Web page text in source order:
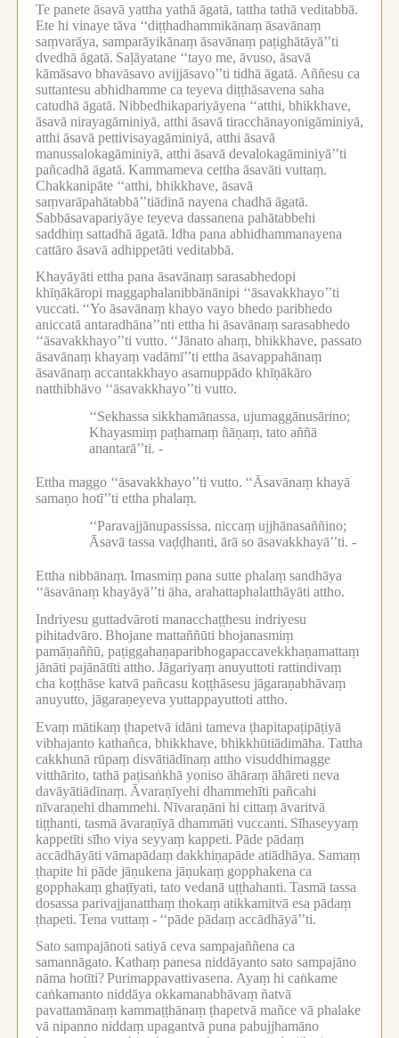
Te panete āsavā yattha yathā āgatā, tattha tathā veditabbā.
Ete hi vinaye tāva ‘‘diṭṭhadhammikānaṃ āsavānaṃ
saṃvarāya, samparāyikānaṃ āsavānaṃ paṭighātāyā’’ti
dvedhā āgatā. Saḷāyatane ‘‘tayo me, āvuso, āsavā
kāmāsavo bhavāsavo avijjāsavo’’ti tidhā āgatā. Aññesu ca
suttantesu abhidhamme ca teyeva diṭṭhāsavena saha
catudhā āgatā. Nibbedhikapariyāyena ‘‘atthi, bhikkhave,
āsavā nirayagāminiyā, atthi āsavā tiracchānayonigāminiyā,
atthi āsavā pettivisayagāminiyā, atthi āsavā
manussalokagāminiyā, atthi āsavā devalokagāminiyā’’ti
pañcadhā āgatā. Kammameva cettha āsavāti vuttaṃ.
Chakkanipāte ‘‘atthi, bhikkhave, āsavā
saṃvarāpahātabbā’’tiādinā nayena chadhā āgatā.
Sabbāsavapariyāye teyeva dassanena pahātabbehi
saddhiṃ sattadhā āgatā. Idha pana abhidhammanayena
cattāro āsavā adhippetāti veditabbā.
Khayāyāti ettha pana āsavānaṃ sarasabhedopi
khīṇākāropi maggaphalanibbānānipi ‘‘āsavakkhayo’’ti
vuccati. ‘‘Yo āsavānaṃ khayo vayo bhedo paribhedo
aniccatā antaradhāna’’nti ettha hi āsavānaṃ sarasabhedo
‘‘āsavakkhayo’’ti vutto. ‘‘Jānato ahaṃ, bhikkhave, passato
āsavānaṃ khayaṃ vadāmī’’ti ettha āsavappahānaṃ
āsavānaṃ accantakkhayo asamuppādo khīṇākāro
natthibhāvo ‘‘āsavakkhayo’’ti vutto.
‘‘Sekhassa sikkhamānassa, ujumaggānusārino;
Khayasmiṃ paṭhamaṃ ñāṇaṃ, tato aññā
anantarā’’ti. -
Ettha maggo ‘‘āsavakkhayo’’ti vutto. ‘‘Āsavānaṃ khayā
samaṇo hotī’’ti ettha phalaṃ.
‘‘Paravajjānupassissa, niccaṃ ujjhānasaññino;
Āsavā tassa vaḍḍhanti, ārā so āsavakkhayā’’ti. -
Ettha nibbānaṃ. Imasmiṃ pana sutte phalaṃ sandhāya
‘‘āsavānaṃ khayāyā’’ti āha, arahattaphalatthāyāti attho.
Indriyesu guttadvāroti manacchaṭṭhesu indriyesu
pihitadvāro. Bhojane mattaññūti bhojanasmiṃ
pamāṇaññū, paṭiggahaṇaparibhogapaccavekkhaṇamattaṃ
jānāti pajānātīti attho. Jāgariyaṃ anuyuttoti rattindivaṃ
cha koṭṭhāse katvā pañcasu koṭṭhāsesu jāgaraṇabhāvaṃ
anuyutto, jāgaraṇeyeva yuttappayuttoti attho.
Evaṃ mātikaṃ ṭhapetvā idāni tameva ṭhapitapaṭipāṭiyā
vibhajanto kathañca, bhikkhave, bhikkhūtiādimāha. Tattha
cakkhunā rūpaṃ disvātiādīnaṃ attho visuddhimagge
vitthārito, tathā paṭisaṅkhā yoniso āhāraṃ āhāreti neva
davāyātiādīnaṃ. Āvaraṇīyehi dhammehīti pañcahi
nīvaraṇehi dhammehi. Nīvaraṇāni hi cittaṃ āvaritvā
tiṭṭhanti, tasmā āvaraṇīyā dhammāti vuccanti. Sīhaseyyaṃ
kappetīti sīho viya seyyaṃ kappeti. Pāde pādaṃ
accādhāyāti vāmapādaṃ dakkhiṇapāde atiādhāya. Samaṃ
ṭhapite hi pāde jāṇukena jāṇukaṃ gopphakena ca
gopphakaṃ ghaṭīyati, tato vedanā uṭṭhahanti. Tasmā tassa
dosassa parivajjanatthaṃ thokaṃ atikkamitvā esa pādaṃ
ṭhapeti. Tena vuttaṃ - ‘‘pāde pādaṃ accādhāyā’’ti.
Sato sampajānoti satiyā ceva sampajaññena ca
samannāgato. Kathaṃ panesa niddāyanto sato sampajāno
nāma hotīti?Purimappavattivasena. Ayaṃ hi caṅkame
caṅkamanto niddāya okkamanabhāvaṃ ñatvā
pavattamānaṃ kammaṭṭhānaṃ ṭhapetvā mañce vā phalake
vā nipanno niddaṃ upagantvā puna pabujjhamāno